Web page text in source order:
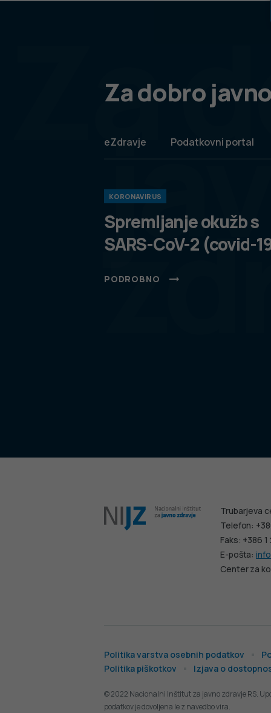
Za
Za dobro
eZdravje Podatkovni portal
KORONAVIRUS
Spremljanje okužb s
SARS-CoV-2 (covid-
PODROBNO
Trubarjeva
Telefon:
Faks: +386
E-pošta:
Center za
Politika varstva osebnih podatkov
Politika piškotkov
Izjava o
© 2022 Nacionalni Inštitut za javno zdravje RS.
podatkov je dovoljena le z navedbo vira.